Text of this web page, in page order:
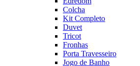
Colcha
Kit Completo
Duvet
Tricot
Fronhas
Porta Travesseiro
Jogo de Banho